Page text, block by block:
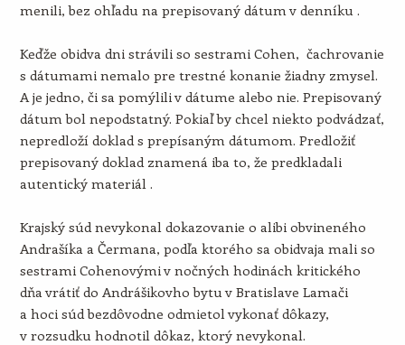
menili, bez ohľadu na prepisovaný dátum v denníku .
Keďže obidva dni strávili so sestrami Cohen, čachrovanie
s dátumami nemalo pre trestné konanie žiadny zmysel.
A je jedno, či sa pomýlili v dátume alebo nie. Prepisovaný
dátum bol nepodstatný. Pokiaľ by chcel niekto podvádzať,
nepredloží doklad s prepísaným dátumom. Predložiť
prepisovaný doklad znamená iba to, že predkladali
autentický materiál .
Krajský súd nevykonal dokazovanie o alibi obvineného
Andrašíka a Čermana, podľa ktorého sa obidvaja mali so
sestrami Cohenovými v nočných hodinách kritického
dňa vrátiť do Andrášikovho bytu v Bratislave Lamači
a hoci súd bezdôvodne odmietol vykonať dôkazy,
v rozsudku hodnotil dôkaz, ktorý nevykonal.